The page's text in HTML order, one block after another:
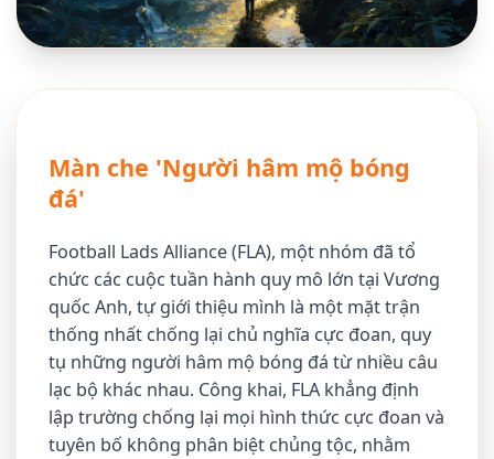
Màn che 'Người hâm mộ bóng
đá'
Football Lads Alliance (FLA), một nhóm đã tổ
chức các cuộc tuần hành quy mô lớn tại Vương
quốc Anh, tự giới thiệu mình là một mặt trận
thống nhất chống lại chủ nghĩa cực đoan, quy
tụ những người hâm mộ bóng đá từ nhiều câu
lạc bộ khác nhau. Công khai, FLA khẳng định
lập trường chống lại mọi hình thức cực đoan và
tuyên bố không phân biệt chủng tộc, nhằm